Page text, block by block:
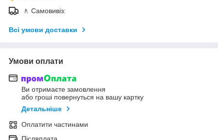
🚶 Самовивіз:
Всі умови доставки
Умови оплати
Ви отримаєте замовлення
або гроші повернуться на вашу картку
Детальніше
Оплатити частинами